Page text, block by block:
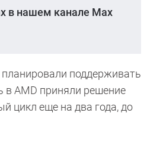
в нашем канале Max
поддерживать
в AMD приняли решение
цикл еще на два года, до